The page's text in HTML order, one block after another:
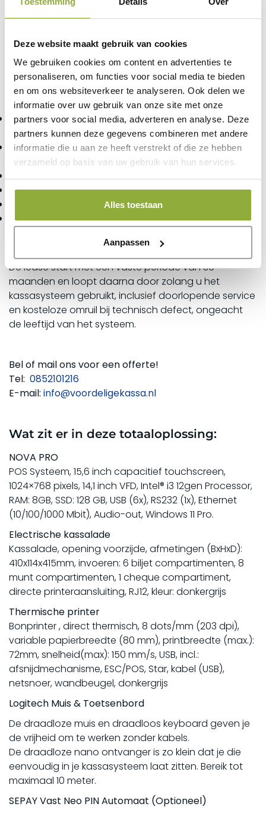
Deze website maakt gebruik van cookies
We gebruiken cookies om content en advertenties te
personaliseren, om functies voor social media te bieden
en om ons websiteverkeer te analyseren. Ook delen we
informatie over uw gebruik van onze site met onze
partners voor social media, adverteren en analyse. Deze
partners kunnen deze gegevens combineren met andere
informatie die u aan ze heeft verstrekt of die ze hebben
verzameld op basis van uw gebruik van hun services.
Alles toestaan
Aanpassen
verrassingen.
All-in operational lease
€109,95€99,95 per maand
→ € 10 voordeel per maand
Eenmalige afsluitkosten: € 82,50
Wat is inbegrepen
Inclusief software, kies de kassasoftware die het
beste bij u past
Het systeem wordt plug-and-play geleverd en
volledig ingericht, zodat u direct kunt starten
Doorlopende software-updates
Volledige helpdesk-ondersteuning
Kosteloze omruilgarantie bij defect
Snelle levering binnen 2–3 werkdagen
De lease start met een vaste periode van 36
maanden en loopt daarna door zolang u het
kassasysteem gebruikt, inclusief doorlopende service
en kosteloze omruil bij technisch defect, ongeacht
de leeftijd van het systeem.
Bel of mail ons voor een offerte!
Tel: 0852101216
E-mail: info@voordeligekassa.nl
Wat zit er in deze totaaloplossing:
NOVA PRO
POS Systeem, 15,6 inch capacitief touchscreen,
1024×768 pixels, 14,1 inch VFD, Intel® i3 12gen Processor,
RAM: 8GB, SSD: 128 GB, USB (6x), RS232 (1x), Ethernet
(10/100/1000 Mbit), Audio-out, Windows 11 Pro.
Electrische kassalade
Kassalade, opening voorzijde, afmetingen (BxHxD):
410x114x415mm, invoeren: 6 biljet compartimenten, 8
munt compartimenten, 1 cheque compartiment,
directe printeraansluiting, RJ12, kleur: donkergrijs
Thermische printer
Bonprinter , direct thermisch, 8 dots/mm (203 dpi),
variable papierbreedte (80 mm), printbreedte (max.):
72mm, snelheid(max): 150 mm/s, USB, incl.:
afsnijdmechanisme, ESC/POS, Star, kabel (USB),
netsnoer, wandbeugel, donkergrijs
Logitech Muis & Toetsenbord
De draadloze muis en draadloos keyboard geven je
de vrijheid om te werken zonder kabels.
De draadloze nano ontvanger is zo klein dat je die
eenvoudig in je kassasysteem laat zitten. Bereik tot
maximaal 10 meter.
SEPAY Vast Neo PIN Automaat (Optioneel)